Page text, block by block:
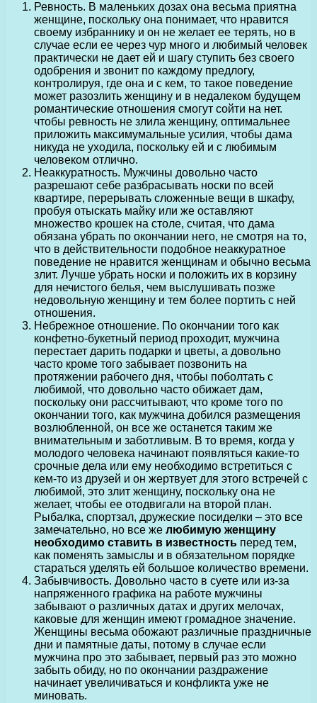
Ревность. В маленьких дозах она весьма приятна
женщине, поскольку она понимает, что нравится
своему избраннику и он не желает ее терять, но в
случае если ее через чур много и любимый человек
практически не дает ей и шагу ступить без своего
одобрения и звонит по каждому предлогу,
контролируя, где она и с кем, то такое поведение
может разозлить женщину и в недалеком будущем
романтические отношения смогут сойти на нет.
чтобы ревность не злила женщину, оптимальнее
приложить максимумальные усилия, чтобы дама
никуда не уходила, поскольку ей и с любимым
человеком отлично.
Неаккуратность. Мужчины довольно часто
разрешают себе разбрасывать носки по всей
квартире, перерывать сложенные вещи в шкафу,
пробуя отыскать майку или же оставляют
множество крошек на столе, считая, что дама
обязана убрать по окончании него, не смотря на то,
что в действительности подобное неаккуратное
поведение не нравится женщинам и обычно весьма
злит. Лучше убрать носки и положить их в корзину
для нечистого белья, чем выслушивать позже
недовольную женщину и тем более портить с ней
отношения.
Небрежное отношение. По окончании того как
конфетно-букетный период проходит, мужчина
перестает дарить подарки и цветы, а довольно
часто кроме того забывает позвонить на
протяжении рабочего дня, чтобы поболтать с
любимой, что довольно часто обижает дам,
поскольку они рассчитывают, что кроме того по
окончании того, как мужчина добился размещения
возлюбленной, он все же останется таким же
внимательным и заботливым. В то время, когда у
молодого человека начинают появляться какие-то
срочные дела или ему необходимо встретиться с
кем-то из друзей и он жертвует для этого встречей с
любимой, это злит женщину, поскольку она не
желает, чтобы ее отодвигали на второй план.
Рыбалка, спортзал, дружеские посиделки – это все
замечательно, но все же любимую женщину
необходимо ставить в известность перед тем,
как поменять замыслы и в обязательном порядке
стараться уделять ей большое количество времени.
Забывчивость. Довольно часто в суете или из-за
напряженного графика на работе мужчины
забывают о различных датах и других мелочах,
каковые для женщин имеют громадное значение.
Женщины весьма обожают различные праздничные
дни и памятные даты, потому в случае если
мужчина про это забывает, первый раз это можно
забыть обиду, но по окончании раздражение
начинает увеличиваться и конфликта уже не
миновать.